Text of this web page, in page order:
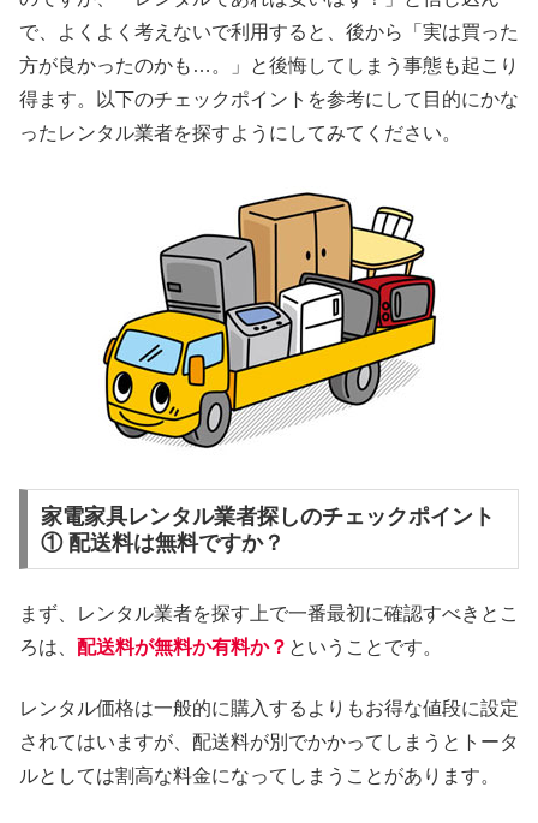
で、よくよく考えないで利用すると、後から「実は買った
方が良かったのかも…。」と後悔してしまう事態も起こり
得ます。以下のチェックポイントを参考にして目的にかな
ったレンタル業者を探すようにしてみてください。
家電家具レンタル業者探しのチェックポイント
① 配送料は無料ですか？
まず、レンタル業者を探す上で一番最初に確認すべきとこ
ろは、 配送料が無料か有料か？ ということです。
レンタル価格は一般的に購入するよりもお得な値段に設定
されてはいますが、配送料が別でかかってしまうとトータ
ルとしては割高な料金になってしまうことがあります。